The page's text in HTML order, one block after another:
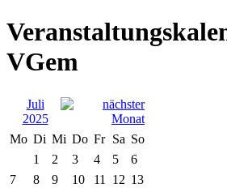
VGem
Juli
2025
Mo Di Mi Do Fr Sa So
1
2 3 4 5
6
7
8 9 10 11 12 13